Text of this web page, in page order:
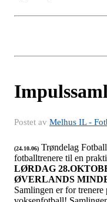
Postet av Melhus IL -
(24.10.06) Trøndelag
fotballtrenere til en
LØRDAG
ØVERLANDS
Samlingen er for